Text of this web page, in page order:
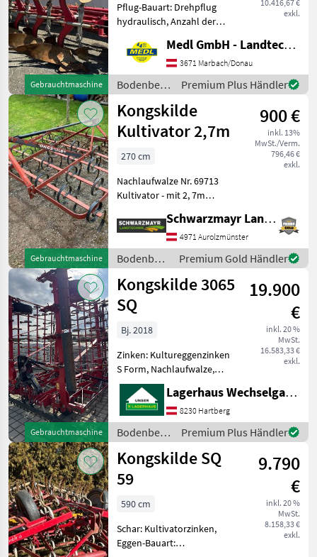
Gebrauchtmaschine
10.416,67 €
exkl.
Pflug-Bauart: Drehpflug
hydraulisch, Anzahl der
Fahrwerk, hydr.
Schnittbreitenverstellung,
Steinsicherung, Stützrad,
Vorschäler Kongskilde /
Över
Medl GmbH - Landtechnik Großhandel
3671 Marbach/Donau
Bodenbearbeitung
/
Kongskilde
Premium Plus Händler
Gebrauchtmaschine
Kongskilde
Kultivator 2,7m
900 €
inkl. 13%
MwSt./Verm.
796,46 €
exkl.
270 cm
Nachlaufwalze Nr. 69713
Kultivator - mit 2, 7m
Marathon Zinken mit neuen
mit Dreipunktanbau
gebraucht au
Schwarzmayr Landtechnik GmbH - Aurolzmünster
4971 Aurolzmünster
Bodenbearbeitung
/
Kongskilde
Premium Gold Händler
Gebrauchtmaschine
Kongskilde 3065
SQ
19.900
€
inkl. 20 %
MwSt.
16.583,33 €
exkl.
Bj. 2018
Zinken: Kultureggenzinken
S Form, Nachlaufwalze,
Beleuchtungsanlage,
Hydraulisch klappbar
Breitschaar 65 mm und
Schmalschaar Flexboard
Schleppsöchiene mit Dorn
Doppe
Lagerhaus Wechselgau reg. Gen.m.b.H.
8230 Hartberg
Bodenbearbeitung
/
Kongskilde
Premium Plus Händler
Kongskilde SQ
59
9.790
€
inkl. 20 %
MwSt.
8.158,33 €
exkl.
590 cm
Schar: Kultivatorzinken,
Eggen-Bauart: